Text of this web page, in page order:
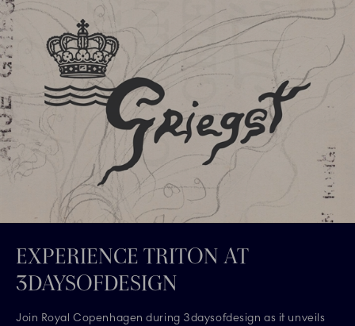
EXPERIENCE TRITON AT
3DAYSOFDESIGN
Join Royal Copenhagen during 3daysofdesign as it unveils